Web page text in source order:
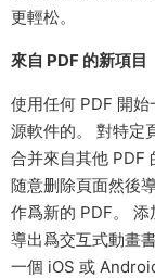
更輕松。
來自 PDF 的新項目
使用任何 PDF 開
源軟件的。 對特定
合并來自其他 PDF
随意删除頁面然後
作爲新的 PDF。
導出爲交互式動畫
一個 iOS 或